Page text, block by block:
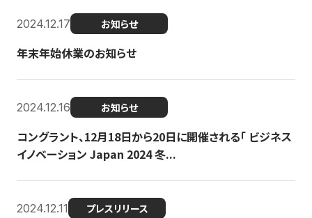
2024.12.17 お知らせ
年末年始休業のお知らせ
2024.12.16 お知らせ
コングラント、12月18日から20日に開催される「 ビジネス
イノベーション Japan 2024 冬...
2024.12.11 プレスリリース